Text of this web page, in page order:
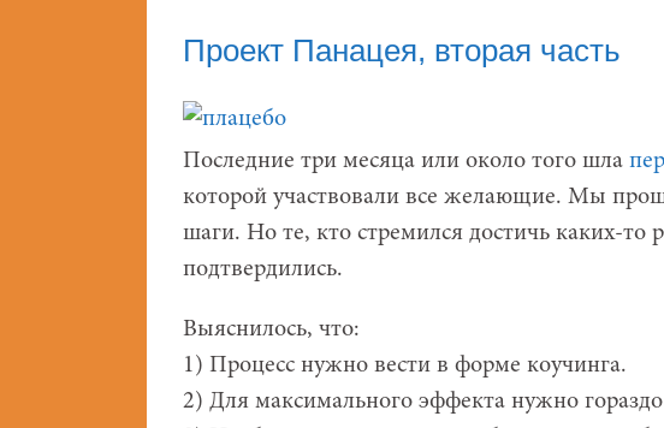
Проект Панацея, вторая часть
Последние три месяца или около того шла
которой участвовали все желающие. Мы
шаги. Но те, кто стремился достичь каких-то
подтвердились.
Выяснилось, что:
1) Процесс нужно вести в форме коучинга.
2) Для максимального эффекта нужно